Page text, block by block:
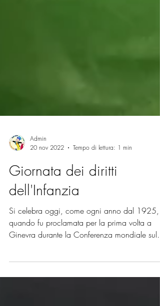
Admin
20 nov 2022
Tempo di lettura: 1 min
Giornata dei diritti
dell'Infanzia
Si celebra oggi, come ogni anno dal 1925,
Ginevra durante la Conferenza mondiale sul
benessere del